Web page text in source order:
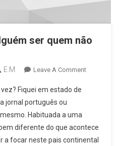
ser quem não
E.M. Leave A CommentOn
Quem
Não
Fiquei em estado de
jornal português ou
Habituada a uma
diferente do que acontece
a focar neste pais continental